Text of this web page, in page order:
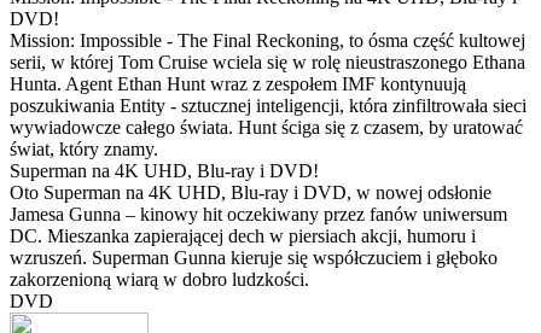
DVD!
Mission: Impossible - The Final Reckoning, to ósma część kultowej
serii, w której Tom Cruise wciela się w rolę nieustraszonego Ethana
Hunta. Agent Ethan Hunt wraz z zespołem IMF kontynuują
poszukiwania Entity - sztucznej inteligencji, która zinfiltrowała sieci
wywiadowcze całego świata. Hunt ściga się z czasem, by uratować
świat, który znamy.
Superman na 4K UHD, Blu-ray i DVD!
Oto Superman na 4K UHD, Blu-ray i DVD, w nowej odsłonie
Jamesa Gunna – kinowy hit oczekiwany przez fanów uniwersum
DC. Mieszanka zapierającej dech w piersiach akcji, humoru i
wzruszeń. Superman Gunna kieruje się współczuciem i głęboko
zakorzenioną wiarą w dobro ludzkości.
DVD